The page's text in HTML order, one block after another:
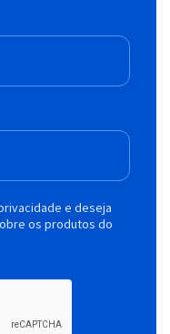
e deseja
os produtos do